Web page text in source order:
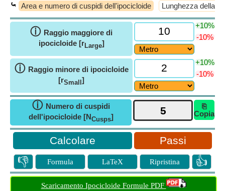
⤿ Area e numero di cuspidi dell'ipocicloide Lunghezza della
ⓘ Raggio maggiore di
ipocicloide [rLarge]
+10%
-10%
ⓘ Raggio minore di ipocicloide
[rSmall ]
+10%
-10%
ⓘ Numero di cuspidi
dell'ipocicloide [NCusps]
⎘
Copia
Passi
👎 Formula LaTeX Ripristina 👍
Scaricamento Ipocicloide Formule PDF